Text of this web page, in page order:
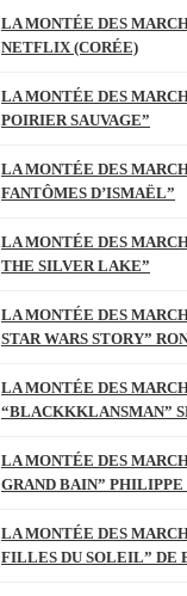
LA MONTÉE DES
NETFLIX (CORÉE)
LA MONTÉE DES
POIRIER SAUVAGE”
LA MONTÉE DES
FANTÔMES D’ISMAËL”
LA MONTÉE DES
THE SILVER LAKE”
LA MONTÉE DES
STAR WARS STORY”
LA MONTÉE DES
“BLACKKKLANSMAN”
LA MONTÉE DES
GRAND BAIN”
LA MONTÉE DES
FILLES DU SOLEIL” DE